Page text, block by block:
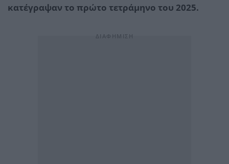
κατέγραψαν το πρώτο τετράμηνο του 2025.